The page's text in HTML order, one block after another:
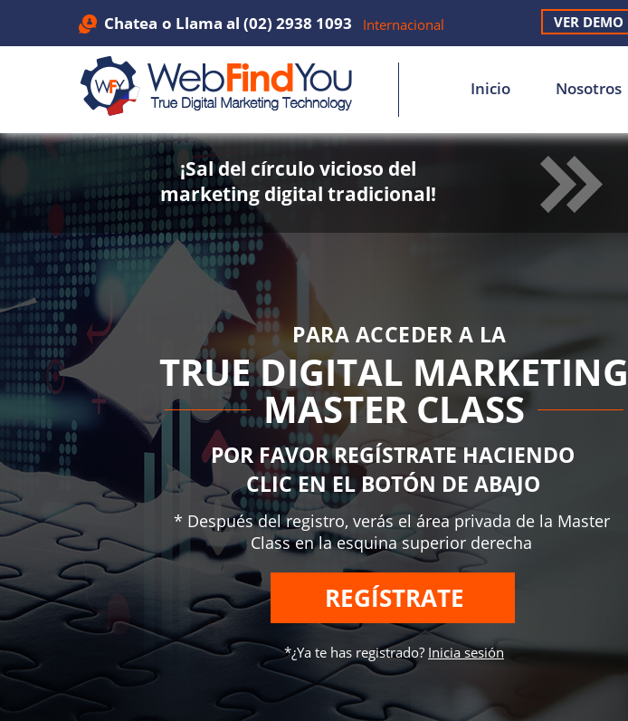
Chatea o Llama al (02) 2938 1093 Internacional VER DEMO
Inicio Nosotros
¡Sal del círculo vicioso del
marketing digital tradicional!
TRUE DIGITAL MARKETING
MASTER CLASS
PARA ACCEDER A LA
POR FAVOR REGÍSTRATE HACIENDO
CLIC EN EL BOTÓN DE ABAJO
* Después del registro, verás el área privada de la Master
Class en la esquina superior derecha
REGÍSTRATE
*¿Ya te has registrado? Inicia sesión